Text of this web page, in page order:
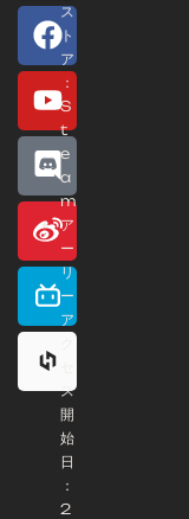
ス
ト
ア
：
S
t
e
a
m
ア
ー
リ
ー
ア
ス
開
始
日
：
2